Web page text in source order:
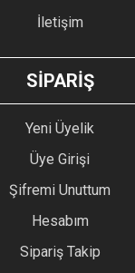
GÖNDER
İletişim
SİPARİŞ
Yeni Üyelik
Üye Girişi
Şifremi Unuttum
Hesabım
Sipariş Takip